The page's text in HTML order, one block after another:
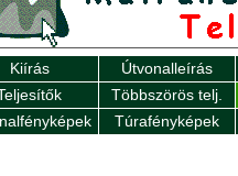
Kiírás Útvonalleírás
Többszörös telj.
Túrafényképek